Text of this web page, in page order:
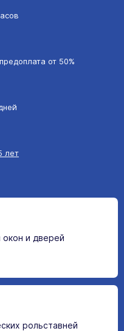
от 50%
лет
и дверей
рольставней